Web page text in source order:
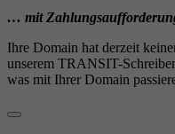
… mit
Ihre Domain hat derzeit
unserem TRANSIT-
was mit Ihrer Domain